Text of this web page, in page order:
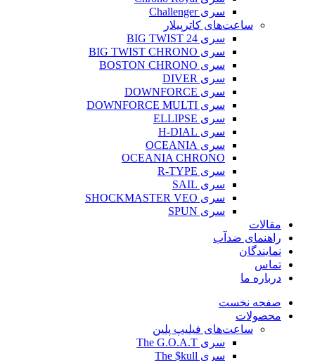
سری Challenger
ساعت‌های کاترپیلار
سری BIG TWIST 24
سری BIG TWIST CHRONO
سری BOSTON CHRONO
سری DIVER
سری DOWNFORCE
سری DOWNFORCE MULTI
سری ELLIPSE
سری H-DIAL
سری OCEANIA
OCEANIA CHRONO
سری R-TYPE
سری SAIL
سری SHOCKMASTER VEO
سری SPUN
مقالات
راهنمای ضدآب
نمایندگان
تماس
درباره ما
صفحه نخست
محصولات
ساعت‌های فیلیپ پلین
سری The G.O.A.T
سری The $kull